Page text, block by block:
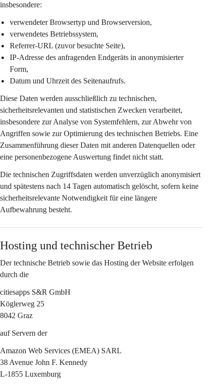
insbesondere:
verwendeter Browsertyp und Browserversion,
verwendetes Betriebssystem,
Referrer-URL (zuvor besuchte Seite),
IP-Adresse des anfragenden Endgeräts in anonymisierter
Form,
Datum und Uhrzeit des Seitenaufrufs.
Diese Daten werden ausschließlich zu technischen,
sicherheitsrelevanten und statistischen Zwecken verarbeitet,
insbesondere zur Analyse von Systemfehlern, zur Abwehr von
Angriffen sowie zur Optimierung des technischen Betriebs. Eine
Zusammenführung dieser Daten mit anderen Datenquellen oder
eine personenbezogene Auswertung findet nicht statt.
Die technischen Zugriffsdaten werden unverzüglich anonymisiert
und spätestens nach 14 Tagen automatisch gelöscht, sofern keine
sicherheitsrelevante Notwendigkeit für eine längere
Aufbewahrung besteht.
Hosting und technischer Betrieb
Der technische Betrieb sowie das Hosting der Website erfolgen
durch die
citiesapps S&R GmbH
Köglerweg 25
8042 Graz
auf Servern der
Amazon Web Services (EMEA) SARL
38 Avenue John F. Kennedy
L-1855 Luxemburg